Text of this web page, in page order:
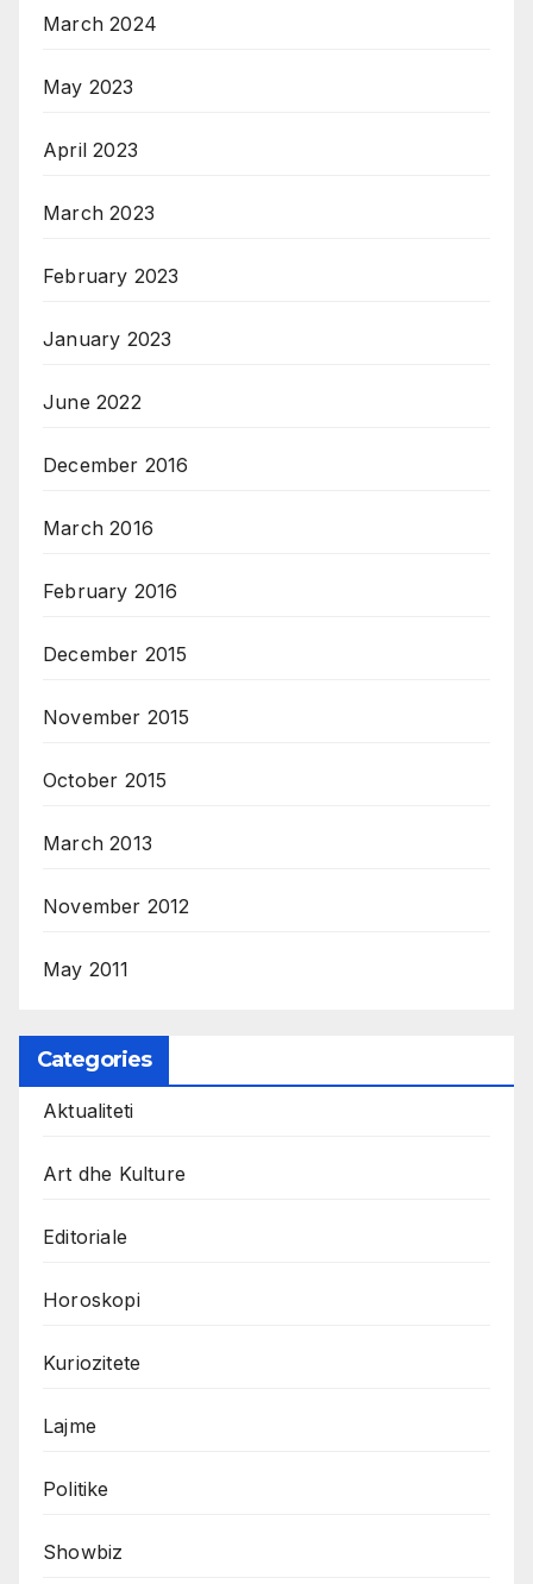
March 2024
May 2023
April 2023
March 2023
February 2023
January 2023
June 2022
December 2016
March 2016
February 2016
December 2015
November 2015
October 2015
March 2013
November 2012
May 2011
Categories
Aktualiteti
Art dhe Kulture
Editoriale
Horoskopi
Kuriozitete
Lajme
Politike
Showbiz